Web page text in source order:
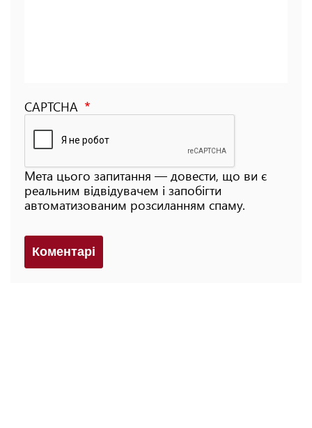
CAPTCHA
Мета цього запитання — довести, що ви є
реальним відвідувачем і запобігти
автоматизованим розсиланням спаму.
Коментарi